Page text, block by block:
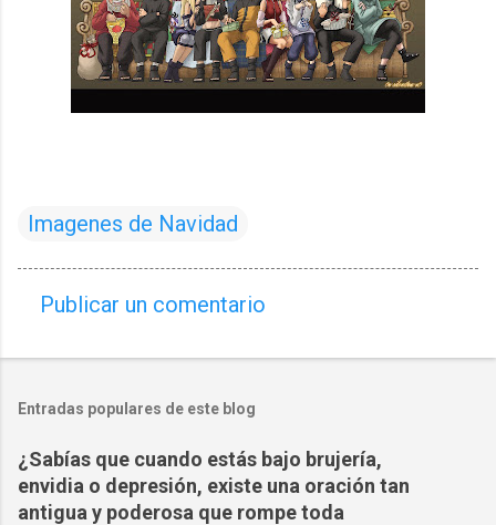
Imagenes de Navidad
o
e
n
t
a
Publicar un comentario
Entradas populares de este blog
¿Sabías que cuando estás bajo brujería,
envidia o depresión, existe una oración tan
antigua y poderosa que rompe toda